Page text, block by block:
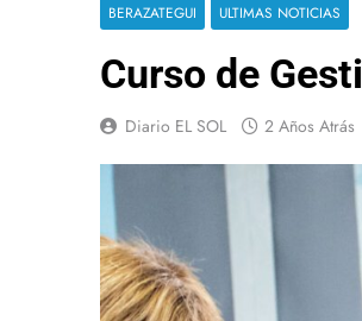
BERAZATEGUI ULTIMAS NOTICIAS
Curso de
Diario EL SOL 2 Años Atrás